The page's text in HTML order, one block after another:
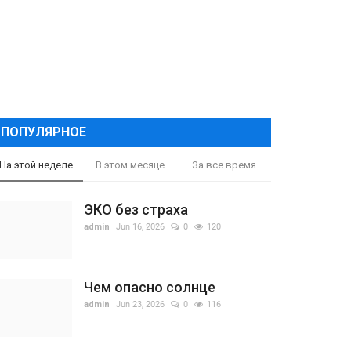
ПОПУЛЯРНОЕ
этой неделе В этом месяце За все время
ЭКО без страха
admin Jun 16, 2026 0 120
Чем опасно солнце
admin Jun 23, 2026 0 116